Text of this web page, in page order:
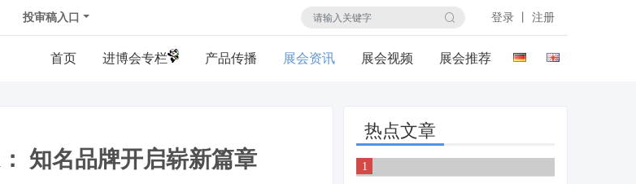
投审稿入口 登录 丨 注册
首页 产品传播 展会资讯 展会视频 展会推荐
知名品牌开启崭新篇章
热点文章